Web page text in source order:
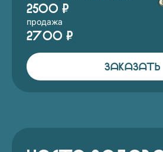
2500 ₽
продажа
2700 ₽
ЗАКАЗАТЬ